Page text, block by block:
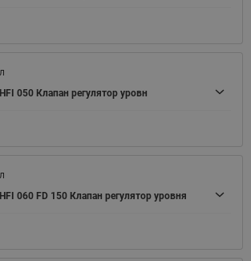
HFI 050 Клапан регулятор уровн
HFI 060 FD 150 Клапан регулятор уровня